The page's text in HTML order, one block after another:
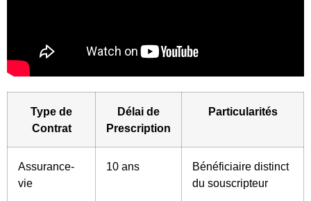
Type de
Contrat
Délai de
Prescription
Particularités
Assurance-
vie
10 ans
Bénéficiaire distinct
du souscripteur